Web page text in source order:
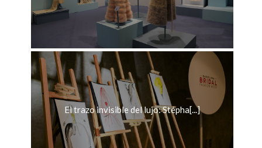
El trazo invisible del lujo: Stépha[...]